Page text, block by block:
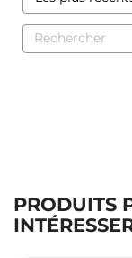
PRODUITS